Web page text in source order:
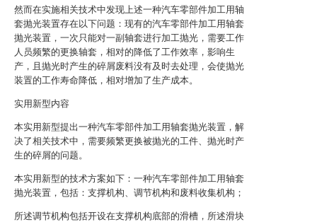
然而在实施相关技术中发现上述一种汽车零部件加工用轴
套抛光装置存在以下问题：现有的汽车零部件加工用轴套
抛光装置，一次只能对一副轴套进行加工抛光，需要工作
人员频繁的更换轴套，相对的降低了工作效率，影响生
产，且抛光时产生的碎屑废料没有及时去处理，会使抛光
装置的工作寿命降低，相对增加了生产成本。
实用新型内容
本实用新型提出一种汽车零部件加工用轴套抛光装置，解
决了相关技术中，需要频繁更换被抛光的工件、抛光时产
生的碎屑的问题。
本实用新型的技术方案如下：一种汽车零部件加工用轴套
抛光装置，包括：支撑机构、调节机构和废料收集机构；
所述调节机构包括开设在支撑机构底部的滑槽，所述滑块